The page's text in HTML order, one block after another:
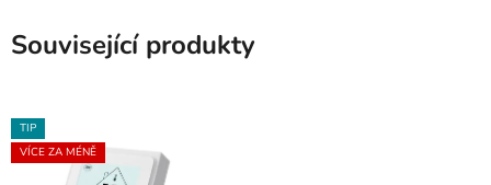
Související produkty
TIP
VÍCE ZA MÉNĚ